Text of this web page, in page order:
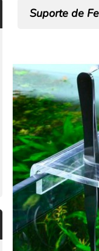
Suporte de